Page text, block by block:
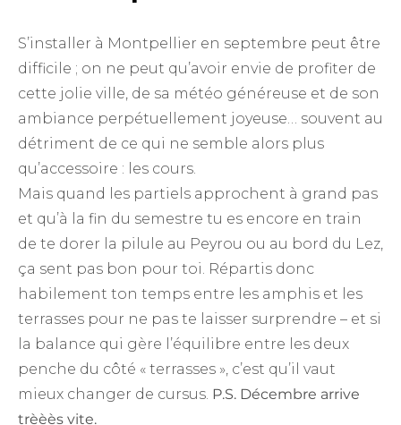
S’installer à Montpellier en septembre peut être
difficile ; on ne peut qu’avoir envie de profiter de
cette jolie ville, de sa météo généreuse et de son
ambiance perpétuellement joyeuse… souvent au
détriment de ce qui ne semble alors plus
qu’accessoire : les cours.
Mais quand les partiels approchent à grand pas
et qu’à la fin du semestre tu es encore en train
de te dorer la pilule au Peyrou ou au bord du Lez,
ça sent pas bon pour toi. Répartis donc
habilement ton temps entre les amphis et les
terrasses pour ne pas te laisser surprendre – et si
la balance qui gère l’équilibre entre les deux
penche du côté « terrasses », c’est qu’il vaut
mieux changer de cursus. P.S. Décembre arrive
trèèès vite.